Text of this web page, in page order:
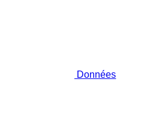
Données